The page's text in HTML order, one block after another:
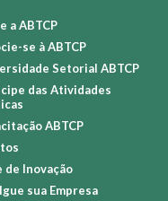
a ABTCP
se à ABTCP
Setorial ABTCP
das Atividades
ABTCP
de Inovação
sua Empresa